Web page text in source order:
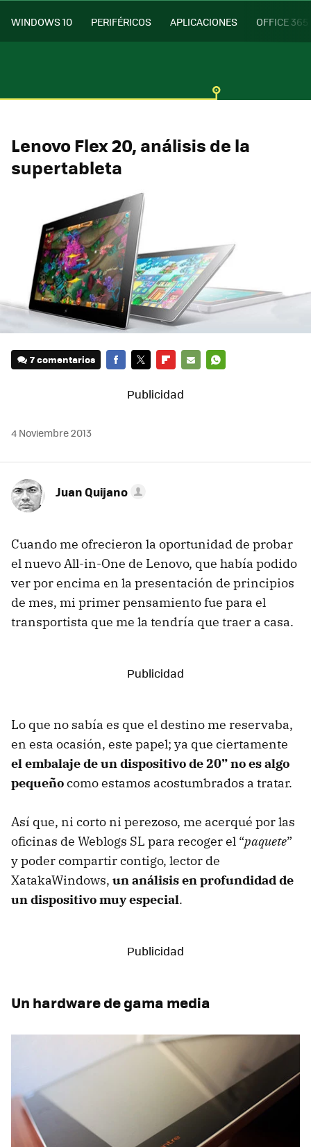
WINDOWS 10 PERIFÉRICOS APLICACIONES OFFICE 365
Lenovo Flex 20, análisis de la
supertableta
7 comentarios
MAIL
4 Noviembre 2013
Juan Quijano
Cuando me ofrecieron la oportunidad de probar
el nuevo All-in-One de Lenovo, que había podido
ver por encima en la presentación de principios
de mes, mi primer pensamiento fue para el
transportista que me la tendría que traer a casa.
Lo que no sabía es que el destino me reservaba,
en esta ocasión, este papel; ya que ciertamente
el embalaje de un dispositivo de 20” no es algo
pequeñocomo estamos acostumbrados a tratar.
Así que, ni corto ni perezoso, me acerqué por las
oficinas de Weblogs SL para recoger el “paquete”
y poder compartir contigo, lector de
XatakaWindows, un análisis en profundidad de
un dispositivo muy especial.
Un hardware de gama media